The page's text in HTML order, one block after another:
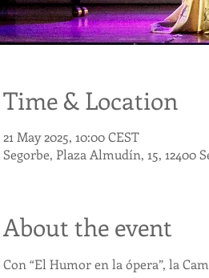
Time & Location
21 May 2025, 10:00 CEST
Segorbe, Plaza Almudín, 15, 12400
About the event
Con “El Humor en la ópera”, la